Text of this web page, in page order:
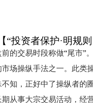
配件系列
【“投资者保护·明规
的交易时段称做“尾市”
场操纵手法之一。此
知，正好中了操纵者的圈
从事大宗交易活动，经